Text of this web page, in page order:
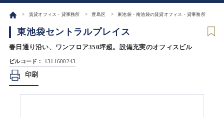
賃貸オフィス・貸事務所 豊島区 東池袋・南池袋の賃貸オフィス・貸事務所
東池袋セントラルプレイス
春日通り沿い、ワンフロア350坪超。設備充実のオフィスビル
ビルコード： 1311600243
印刷